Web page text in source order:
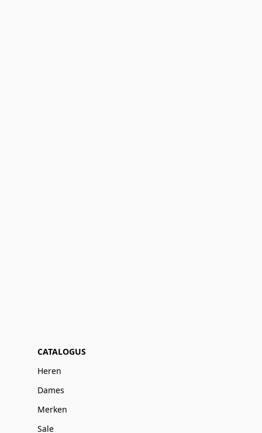
CATALOGUS
Heren
Dames
Merken
Sale